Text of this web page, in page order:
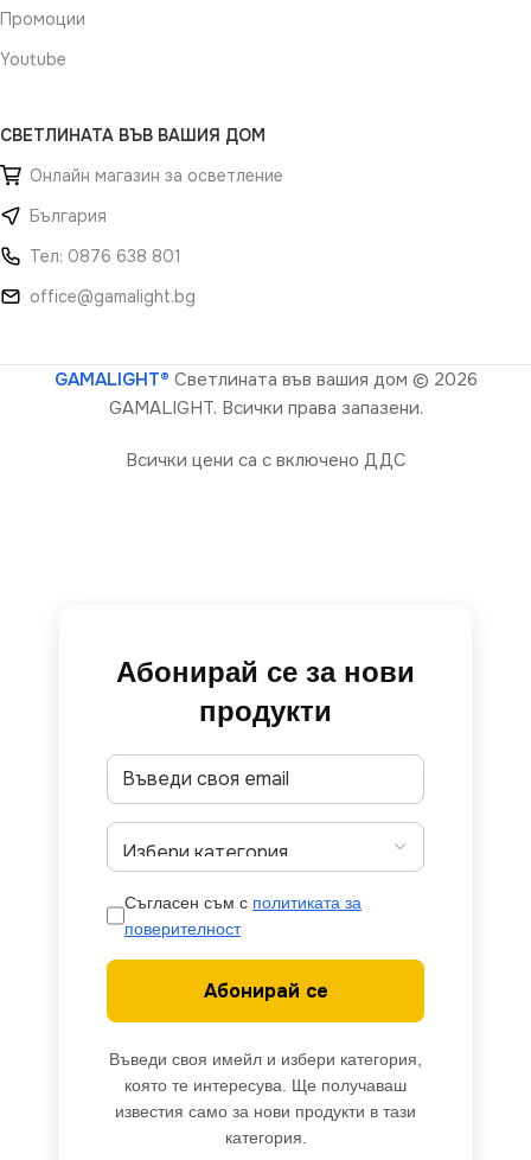
Промоции
Youtube
СВЕТЛИНАТА ВЪВ ВАШИЯ ДОМ
Онлайн магазин за осветление
България
Тел: 0876 638 801
office@gamalight.bg
GAMALIGHT® Светлината във вашия дом © 2026
GAMALIGHT. Всички права запазени.
Всички цени са с включено ДДС
Абонирай се за нови
продукти
Съгласен съм с политиката за
поверителност
Абонирай се
Въведи своя имейл и избери категория,
която те интересува. Ще получаваш
известия само за нови продукти в тази
категория.